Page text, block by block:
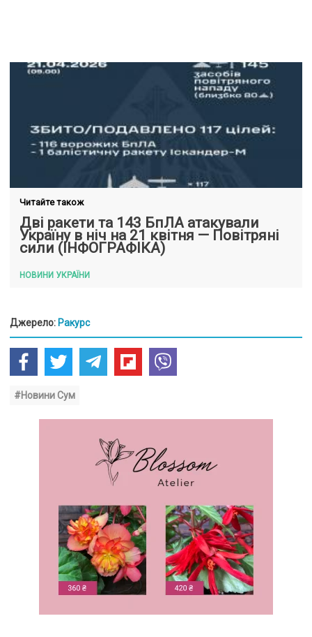
Читайте також
Дві ракети та 143 БпЛА атакували
Україну в ніч на 21 квітня — Повітряні
сили (ІНФОГРАФІКА)
НОВИНИ УКРАЇНИ
Джерело: Ракурс
#Новини Сум